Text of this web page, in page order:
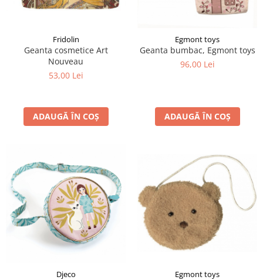
Fridolin
Geanta cosmetice Art
Nouveau
53,00 Lei
ADAUGĂ ÎN COȘ
Egmont toys
Geanta bumbac, Egmont toys
96,00 Lei
ADAUGĂ ÎN COȘ
Djeco Egmont toys